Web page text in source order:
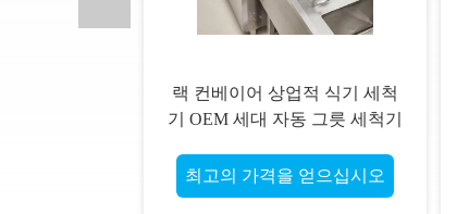
랙 컨베이어 상업적 식기 세척
기 OEM 세대 자동 그릇 세척기
최고의 가격을 얻으십시오